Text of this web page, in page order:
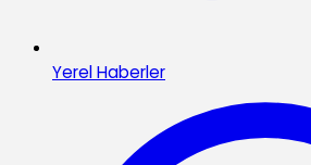
Yerel Haberler